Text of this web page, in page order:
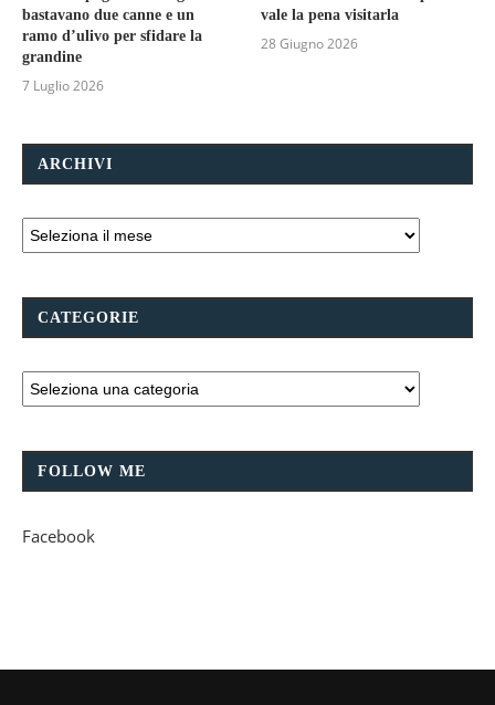
bastavano due canne e un
ramo d’ulivo per sfidare la
grandine
7 Luglio 2026
vale la pena visitarla
28 Giugno 2026
ARCHIVI
CATEGORIE
FOLLOW ME
Facebook